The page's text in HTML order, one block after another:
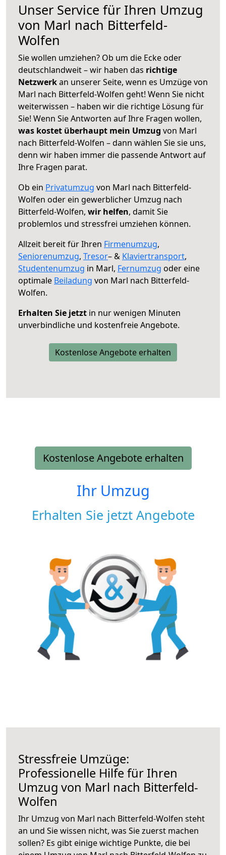
Unser Service für Ihren Umzug
von Marl nach Bitterfeld-
Wolfen
Sie wollen umziehen? Ob um die Ecke oder
deutschlandweit – wir haben das richtige
Netzwerkan unserer Seite, wenn es Umzüge von
Marl nach Bitterfeld-Wolfen geht! Wenn Sie nicht
weiterwissen – haben wir die richtige Lösung für
Sie! Wenn Sie Antworten auf Ihre Fragen wollen,
was kostet überhaupt mein Umzug von Marl
nach Bitterfeld-Wolfen – dann wählen Sie sie uns,
denn wir haben immer die passende Antwort auf
Ihre Fragen parat.
Ob ein Privatumzug von Marl nach Bitterfeld-
Wolfen oder ein gewerblicher Umzug nach
Bitterfeld-Wolfen, wir helfen, damit Sie
problemlos und stressfrei umziehen können.
Allzeit bereit für Ihren Firmenumzug,
Seniorenumzug, Tresor– & Klaviertransport,
Studentenumzug in Marl, Fernumzug oder eine
optimale Beiladung von Marl nach Bitterfeld-
Wolfen.
Erhalten Sie jetzt in nur wenigen Minuten
unverbindliche und kostenfreie Angebote.
Kostenlose Angebote erhalten
Kostenlose Angebote erhalten
Ihr Umzug
Erhalten Sie jetzt Angebote
Stressfreie Umzüge:
Professionelle Hilfe für Ihren
Umzug von Marl nach Bitterfeld-
Wolfen
Ihr Umzug von Marl nach Bitterfeld-Wolfen steht
an und Sie wissen nicht, was Sie zuerst machen
sollen? Es gibt einige wichtige Punkte, die bei